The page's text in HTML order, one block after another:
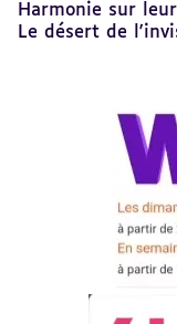
Harmonie sur
Le désert de